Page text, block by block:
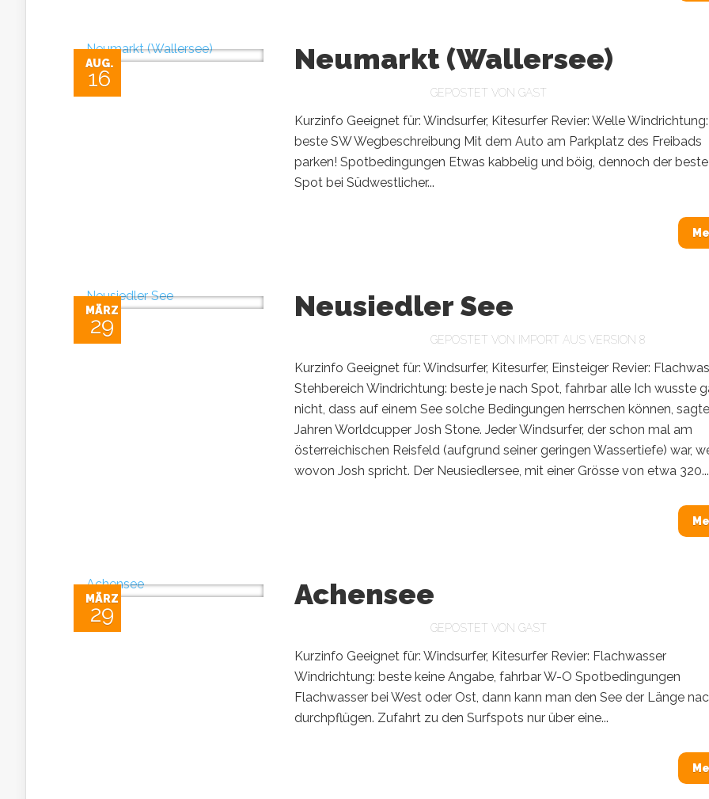
AUG.
16
Neumarkt (Wallersee)
GEPOSTET VON GAST
Kurzinfo Geeignet für: Windsurfer, Kitesurfer Revier: Welle Windrichtung:
beste SW Wegbeschreibung Mit dem Auto am Parkplatz des Freibads
parken! Spotbedingungen Etwas kabbelig und böig, dennoch der beste
Spot bei Südwestlicher...
MÄRZ
29
Neusiedler See
GEPOSTET VON IMPORT AUS VERSION 8
Kurzinfo Geeignet für: Windsurfer, Kitesurfer, Einsteiger Revier:
Stehbereich Windrichtung: beste je nach Spot, fahrbar alle Ich wusste
nicht, dass auf einem See solche Bedingungen herrschen können,
Jahren Worldcupper Josh Stone. Jeder Windsurfer, der schon mal am
österreichischen Reisfeld (aufgrund seiner geringen Wassertiefe) war,
wovon Josh spricht. Der Neusiedlersee, mit einer Grösse von etwa 320...
MÄRZ
29
Achensee
GEPOSTET VON GAST
Kurzinfo Geeignet für: Windsurfer, Kitesurfer Revier: Flachwasser
Windrichtung: beste keine Angabe, fahrbar W-O Spotbedingungen
Flachwasser bei West oder Ost, dann kann man den See der Länge
durchpflügen. Zufahrt zu den Surfspots nur über eine...